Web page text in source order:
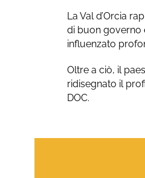
La Val d’Orcia
di buon governo
influenzato
Oltre a ciò, il
ridisegnato il
DOC.